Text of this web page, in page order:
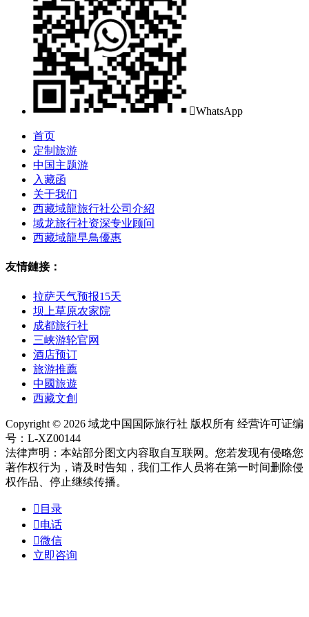
WhatsApp
首页
定制旅游
中国主题游
入藏函
关于我们
西藏域龍旅行社公司介紹
域龙旅行社资深专业顾问
西藏域龍早鳥優惠
友情鏈接：
拉萨天气预报15天
坝上草原农家院
成都旅行社
三峡游轮官网
酒店预订
旅游推薦
中國旅遊
西藏文創
Copyright © 2026 域龙中国国际旅行社 版权所有 经营许可证编
号：L-XZ00144
法律声明：本站部分图文内容取自互联网。您若发现有侵略您
著作权行为，请及时告知，我们工作人员将在第一时间删除侵
权作品、停止继续传播。
 目录
电话
微信
立即咨询